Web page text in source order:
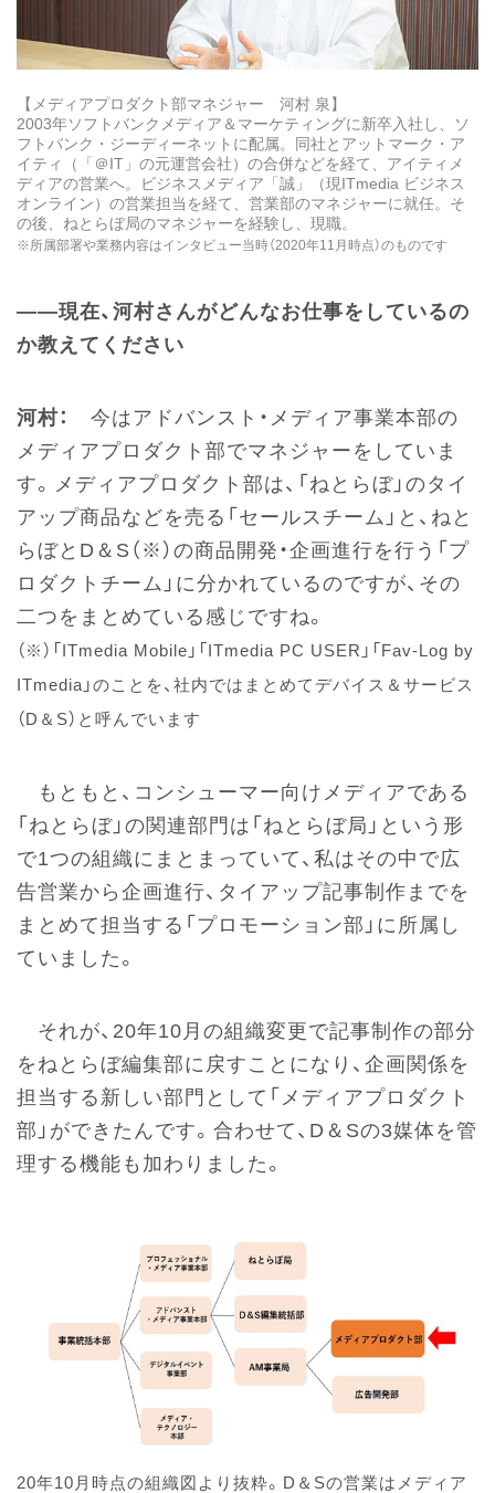
【メディアプロダクト部マネジャー 河村 泉】
2003年ソフトバンクメディア＆マーケティングに新卒入社し、ソ
フトバンク・ジーディーネットに配属。同社とアットマーク・ア
イティ（「＠IT」の元運営会社）の合併などを経て、アイティメ
ディアの営業へ。ビジネスメディア「誠」（現ITmedia ビジネス
オンライン）の営業担当を経て、営業部のマネジャーに就任。そ
の後、ねとらぼ局のマネジャーを経験し、現職。
※所属部署や業務内容はインタビュー当時（2020年11月時点）のものです
――現在、河村さんがどんなお仕事をしているの
か教えてください
河村：
今はアドバンスト・メディア事業本部の
メディアプロダクト部でマネジャーをしていま
す。メディアプロダクト部は、「ねとらぼ」のタイ
アップ商品などを売る「セールスチーム」と、ねと
らぼとD＆S（※）の商品開発・企画進行を行う「プ
ロダクトチーム」に分かれているのですが、その
二つをまとめている感じですね。
（※）「ITmedia Mobile」「ITmedia PC USER」「Fav-Log by
ITmedia」のことを、社内ではまとめてデバイス＆サービス
（D＆S）と呼んでいます
もともと、コンシューマー向けメディアである
「ねとらぼ」の関連部門は「ねとらぼ局」という形
で1つの組織にまとまっていて、私はその中で広
告営業から企画進行、タイアップ記事制作までを
まとめて担当する「プロモーション部」に所属し
ていました。
それが、20年10月の組織変更で記事制作の部分
をねとらぼ編集部に戻すことになり、企画関係を
担当する新しい部門として「メディアプロダクト
部」ができたんです。合わせて、D＆Sの3媒体を管
理する機能も加わりました。
20年10月時点の組織図より抜粋。D＆Sの営業はメディア